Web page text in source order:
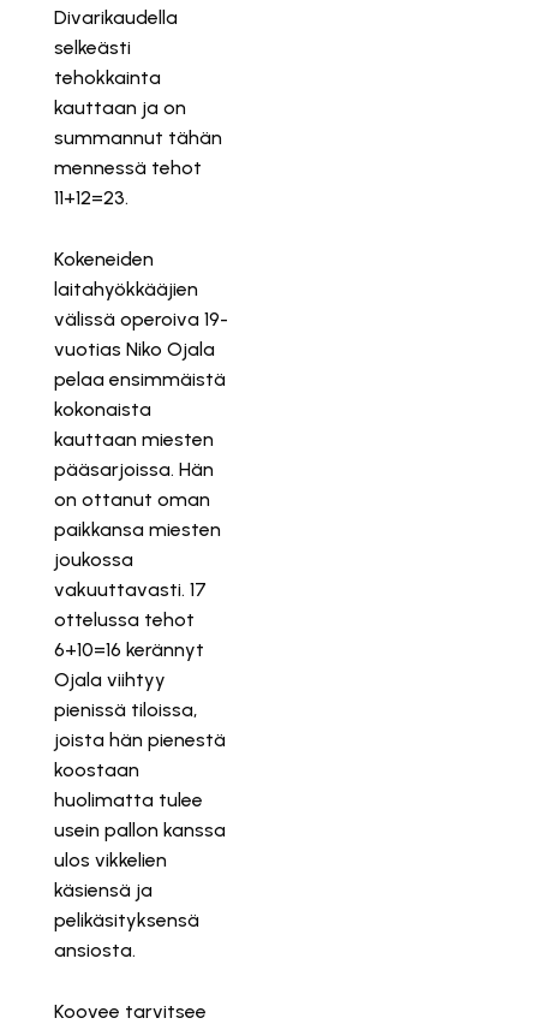
Divarikaudella
selkeästi
tehokkainta
kauttaan ja on
summannut tähän
mennessä tehot
11+12=23.
Kokeneiden
laitahyökkääjien
välissä operoiva 19-
vuotias Niko Ojala
pelaa ensimmäistä
kokonaista
kauttaan miesten
pääsarjoissa. Hän
on ottanut oman
paikkansa miesten
joukossa
vakuuttavasti. 17
ottelussa tehot
6+10=16 kerännyt
Ojala viihtyy
pienissä tiloissa,
joista hän pienestä
koostaan
huolimatta tulee
usein pallon kanssa
ulos vikkelien
käsiensä ja
pelikäsityksensä
ansiosta.
Koovee tarvitsee